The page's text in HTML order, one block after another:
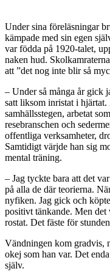
Under sina föreläsningar
kämpade med sin egen
var födda på 1920-talet,
naken hud.
att ”det nog inte blir så
– Under så många år gick
satt liksom inristat i
samhällsstegen, arbetat
resebranschen och
offentliga verksamheter,
Samtidigt värjde han sig
mental träning.
– Jag tyckte bara att det
på alla de där teorierna.
nyfiken. Jag gick och
positivt tänkande. Men det
rostat. Det fäste för
Vändningen kom gradvis,
okej som han var. Det
själv.